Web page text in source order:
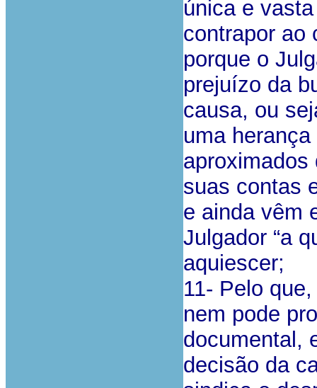
única e
contrapor ao
porque o
prejuízo da
causa, ou
uma
aproximados
suas contas
e ainda vêm
Julgador “a
aquiescer;
11- Pelo
nem pode
documental,
decisão da